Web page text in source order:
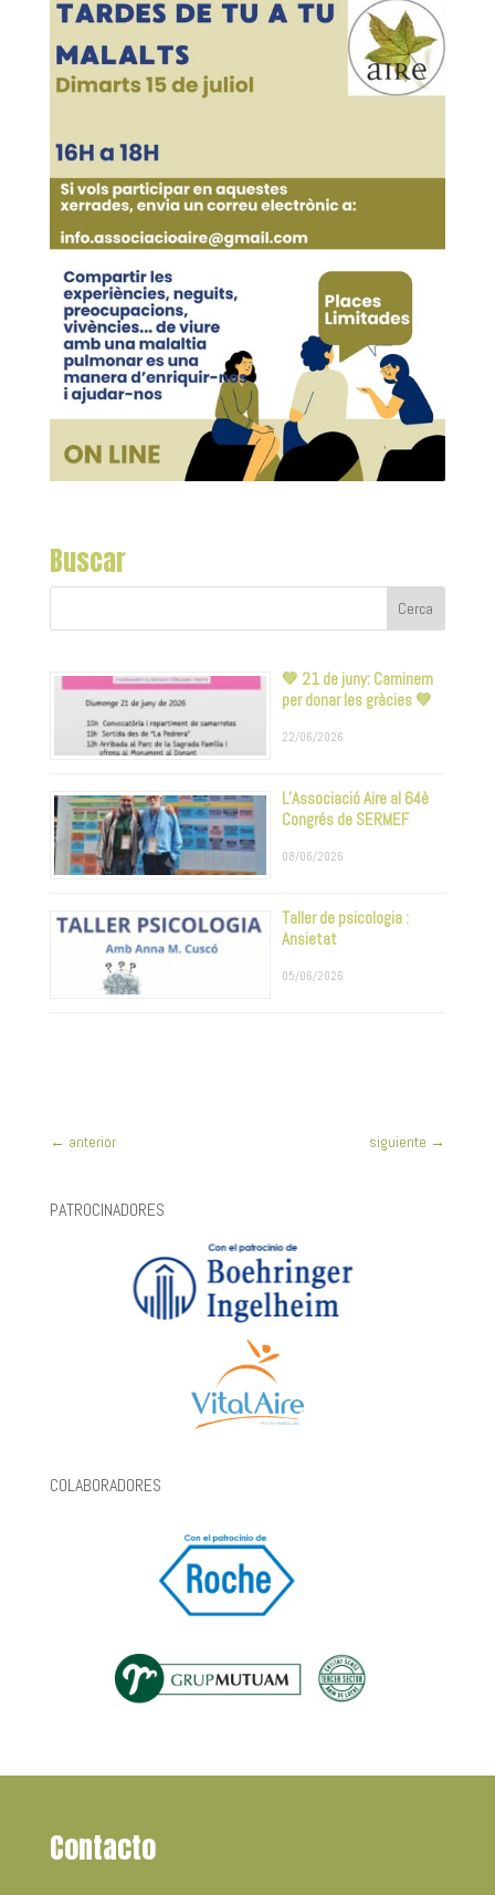
Buscar
💚 21 de juny: Caminem
per donar les gràcies 💚
22/06/2026
L’Associació Aire al 64è
Congrés de SERMEF
08/06/2026
Taller de psicologia :
Ansietat
05/06/2026
← anterior siguiente →
PATROCINADORES
COLABORADORES
Contacto